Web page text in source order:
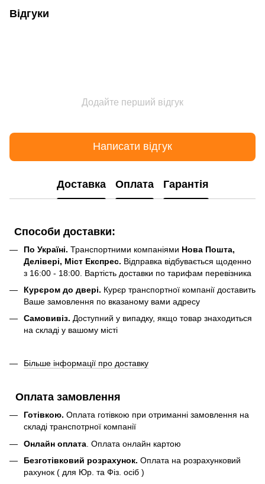
Відгуки
Додайте перший відгук
Написати відгук
Доставка Оплата Гарантія
Способи доставки:
По Україні. Транспортними компаніями Нова Пошта,
Делівері, Міст Експрес. Відправка відбувається щоденно
з 16:00 - 18:00. Вартість доставки по тарифам перевізника
Курєром до двері. Курєр транспортної компанії доставить
Ваше замовлення по вказаному вами адресу
Самовивіз. Доступний у випадку, якщо товар знаходиться
на складі у вашому місті
Більше інформації про доставку
Оплата замовлення
Готівкою. Оплата готівкою при отриманні замовлення на
складі транспотрної компанії
Онлайн оплата . Оплата онлайн картою
Безготівковий розрахунок. Оплата на розрахунковий
рахунок ( для Юр. та Фіз. осіб )